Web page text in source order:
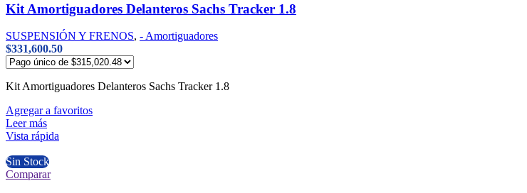
Kit Amortiguadores Delanteros Sachs Tracker 1.8
SUSPENSIÓN Y FRENOS, - Amortiguadores
$331,600.50
Kit Amortiguadores Delanteros Sachs Tracker 1.8
Agregar a favoritos
Leer más
Vista rápida
Sin Stock
Comparar